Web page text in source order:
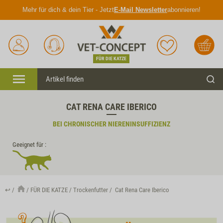
Mehr für dich & dein Tier - JetztE-Mail Newsletterabonnieren!
Anmelden
Unser
Service
FÜR DIE KATZE
Merkliste Warenkorb
Menü
CAT RENA CARE IBERICO
BEI CHRONISCHER NIERENINSUFFIZIENZ
Geeignet für :
↩ FÜR DIE KATZE Trockenfutter Cat Rena Care Iberico